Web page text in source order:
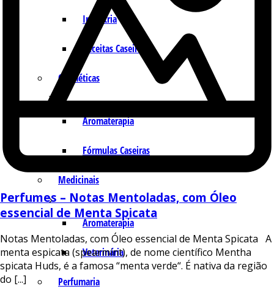
Indústria
Receitas Caseiras
Cosméticas
Aromaterapia
Fórmulas Caseiras
Medicinais
Aromaterapia
Veterinária
Perfumaria
Perfumes – Notas Mentoladas, com Óleo
essencial de Menta Spicata
Notas Mentoladas, com Óleo essencial de Menta Spicata A
menta espicata (spearmint), de nome científico Mentha
spicata Huds, é a famosa “menta verde“. É nativa da região
do [...]